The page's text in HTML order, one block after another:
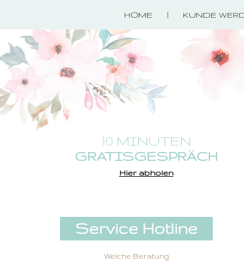
HOME KUNDE
10 MINUTEN
GRATISGESPRÄCH
Hier abholen
Service Hotline
Welche Beratung